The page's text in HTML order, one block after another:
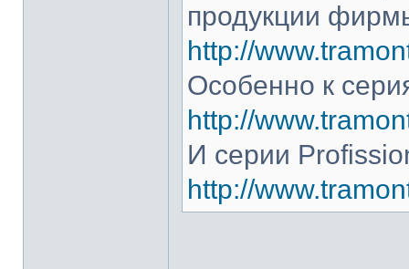
продукции
http://
Особенно к
http://
И серии
http://